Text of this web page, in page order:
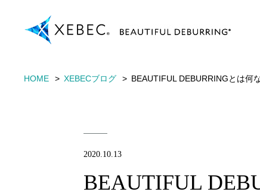
HOME XEBECブログ BEAUTIFUL DEBURRINGとは何
2020.10.13
BEAUTIFUL